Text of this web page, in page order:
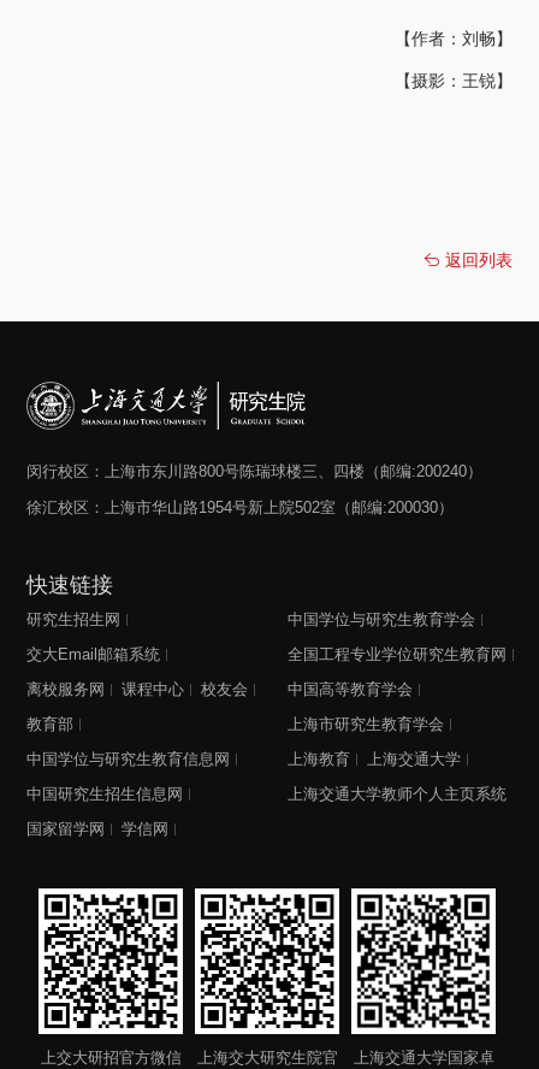
【作者：刘畅】
【摄影：王锐】
返回列表
闵行校区：上海市东川路800号陈瑞球楼三、四楼（邮编:200240）
徐汇校区：上海市华山路1954号新上院502室（邮编:200030）
快速链接
研究生招生网
交大Email邮箱系统
离校服务网
课程中心
校友会
教育部
中国学位与研究生教育信息网
中国研究生招生信息网
国家留学网
学信网
中国学位与研究生教育学会
全国工程专业学位研究生教育网
中国高等教育学会
上海市研究生教育学会
上海教育
上海交通大学
上海交通大学教师个人主页系统
上交大研招官方微信 上海交大研究生院官 上海交通大学国家卓